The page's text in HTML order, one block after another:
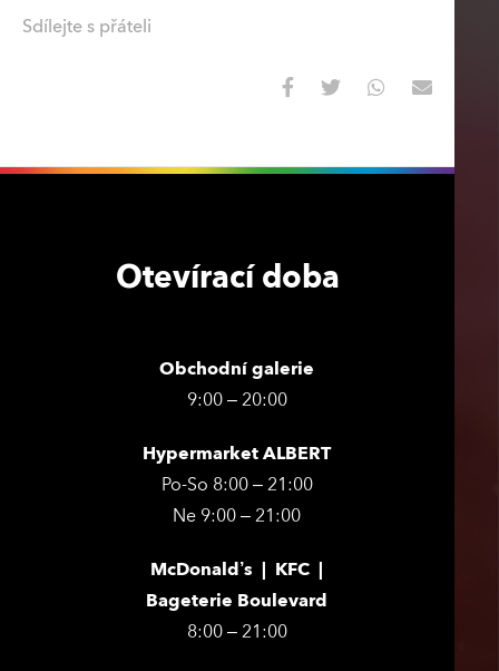
Sdílejte s přáteli
Otevírací doba
Obchodní galerie
9:00 – 20:00
Hypermarket ALBERT
Po-So 8:00 – 21:00
Ne 9:00 – 21:00
McDonald’s | KFC |
Bageterie Boulevard
8:00 – 21:00